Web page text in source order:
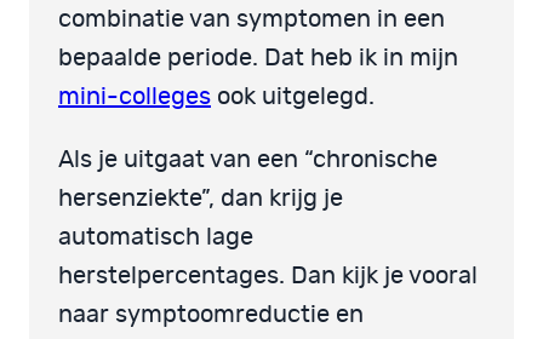
combinatie van symptomen in een
bepaalde periode. Dat heb ik in mijn
mini-colleges ook uitgelegd.
Als je uitgaat van een “chronische
hersenziekte”, dan krijg je
automatisch lage
herstelpercentages. Dan kijk je vooral
naar symptoomreductie en